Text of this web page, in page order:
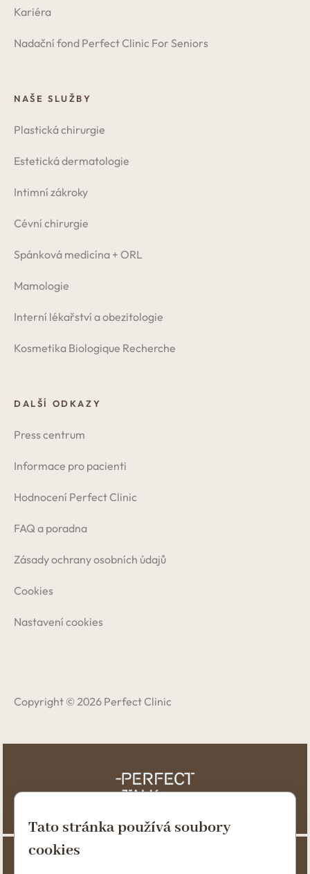
Kariéra
Nadační fond Perfect Clinic For Seniors
NAŠE SLUŽBY
Plastická chirurgie
Estetická dermatologie
Intimní zákroky
Cévní chirurgie
Spánková medicína + ORL
Mamologie
Interní lékařství a obezitologie
Kosmetika Biologique Recherche
DALŠÍ ODKAZY
Press centrum
Informace pro pacienti
Hodnocení Perfect Clinic
FAQ a poradna
Zásady ochrany osobních údajů
Cookies
Nastavení cookies
Copyright © 2026 Perfect Clinic
Tato stránka používá soubory
cookies